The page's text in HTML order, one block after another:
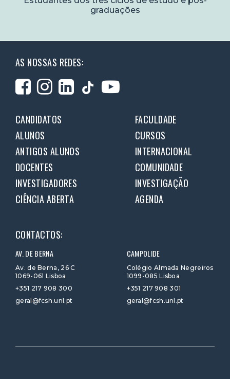
graduações
AS NOSSAS REDES:
CANDIDATOS
FACULDADE
ALUNOS
CURSOS
ANTIGOS ALUNOS
INTERNACIONAL
DOCENTES
COMUNIDADE
INVESTIGADORES
INVESTIGAÇÃO
CIÊNCIA ABERTA
AGENDA
CONTACTOS:
AV. DE BERNA
Av. de Berna, 26 C
1069-061 Lisboa
+351 217 908 300
geral@fcsh.unl.pt
CAMPOLIDE
Colégio Almada Negreiros
1099-085 Lisboa
+351 217 908 301
geral@fcsh.unl.pt